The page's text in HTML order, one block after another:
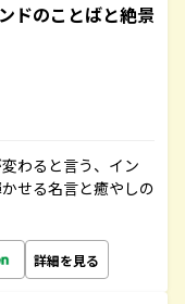
ドのことばと絶景
わると言う、イン
せる名言と癒やしの
詳細を見る